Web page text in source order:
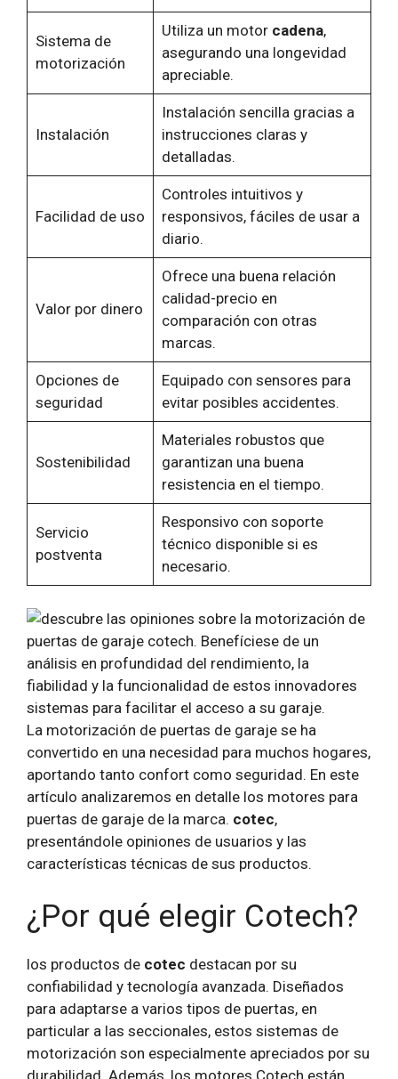
Sistema de
motorización
Utiliza un motor cadena,
asegurando una longevidad
apreciable.
Instalación
Instalación sencilla gracias a
instrucciones claras y
detalladas.
Facilidad de uso
Controles intuitivos y
responsivos, fáciles de usar a
diario.
Valor por dinero
Ofrece una buena relación
calidad-precio en
comparación con otras
marcas.
Opciones de
seguridad
Equipado con sensores para
evitar posibles accidentes.
Sostenibilidad
Materiales robustos que
garantizan una buena
resistencia en el tiempo.
Servicio
postventa
Responsivo con soporte
técnico disponible si es
necesario.
La motorización de puertas de garaje se ha
convertido en una necesidad para muchos hogares,
aportando tanto confort como seguridad. En este
artículo analizaremos en detalle los motores para
puertas de garaje de la marca. cotec,
presentándole opiniones de usuarios y las
características técnicas de sus productos.
¿Por qué elegir Cotech?
los productos de cotec destacan por su
confiabilidad y tecnología avanzada. Diseñados
para adaptarse a varios tipos de puertas, en
particular a las seccionales, estos sistemas de
motorización son especialmente apreciados por su
durabilidad. Además, los motores Cotech están